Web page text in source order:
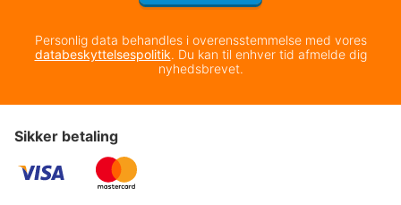
Personlig data behandles i overensstemmelse med vores
databeskyttelsespolitik. Du kan til enhver tid afmelde dig
nyhedsbrevet.
Sikker betaling